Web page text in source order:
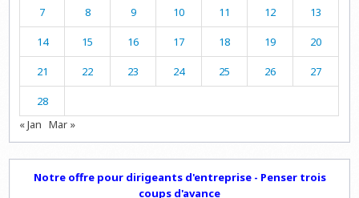
7 8 9 10 11 12 13
14 15 16 17 18 19 20
21 22 23 24 25 26 27
28
« Jan Mar »
Notre offre pour dirigeants d'entreprise - Penser trois
coups d'avance